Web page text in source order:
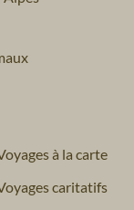
à la carte
caritatifs